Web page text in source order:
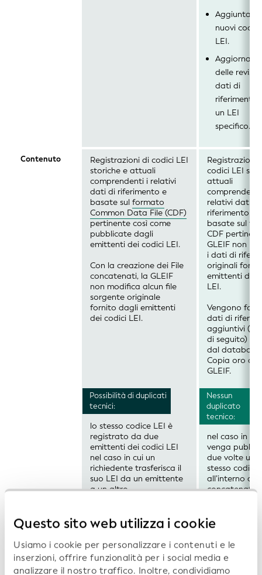
Questo sito web utilizza i cookie
Usiamo i cookie per personalizzare i contenuti e le
inserzioni, offrire funzionalità per i social media e
analizzare il nostro traffico. Inoltre, condividiamo
Aggiunta di
nuovi codici
LEI.
delle
dati di
riferimento
un LEI
specifico.
Contenuto
Registrazioni di codici LEI
storiche e attuali
comprendenti i relativi
dati di riferimento e
basate sul formato
Common Data File (CDF)
pertinente così come
pubblicate dagli
emittenti dei codici LEI.
Con la creazione dei File
concatenati, la GLEIF
non modifica alcun file
sorgente originale
fornito dagli emittenti
dei codici LEI.
Registrazioni
codici LEI
attuali
relativi dati di
riferimento e
basate sul
CDF
GLEIF non
i dati di
originali
emittenti dei
LEI.
Vengono
dati di
aggiuntivi (si
di seguito)
dal database
Copia oro
GLEIF.
Possibilità di duplicati
tecnici:
lo stesso codice LEI è
registrato da due
emittenti dei codici LEI
nel caso in cui un
richiedente trasferisca il
suo LEI da un emittente
a un altro.
LEI inviante imposta
registrazione su
PENDING_ARCHIVAL
Nessun
duplicato
tecnico:
nel caso in cui
venga
due volte uno
stesso codice
all’interno di
concatenato
emittente di
un altro (cfr.
colonna di
per maggiori
dettagli), la